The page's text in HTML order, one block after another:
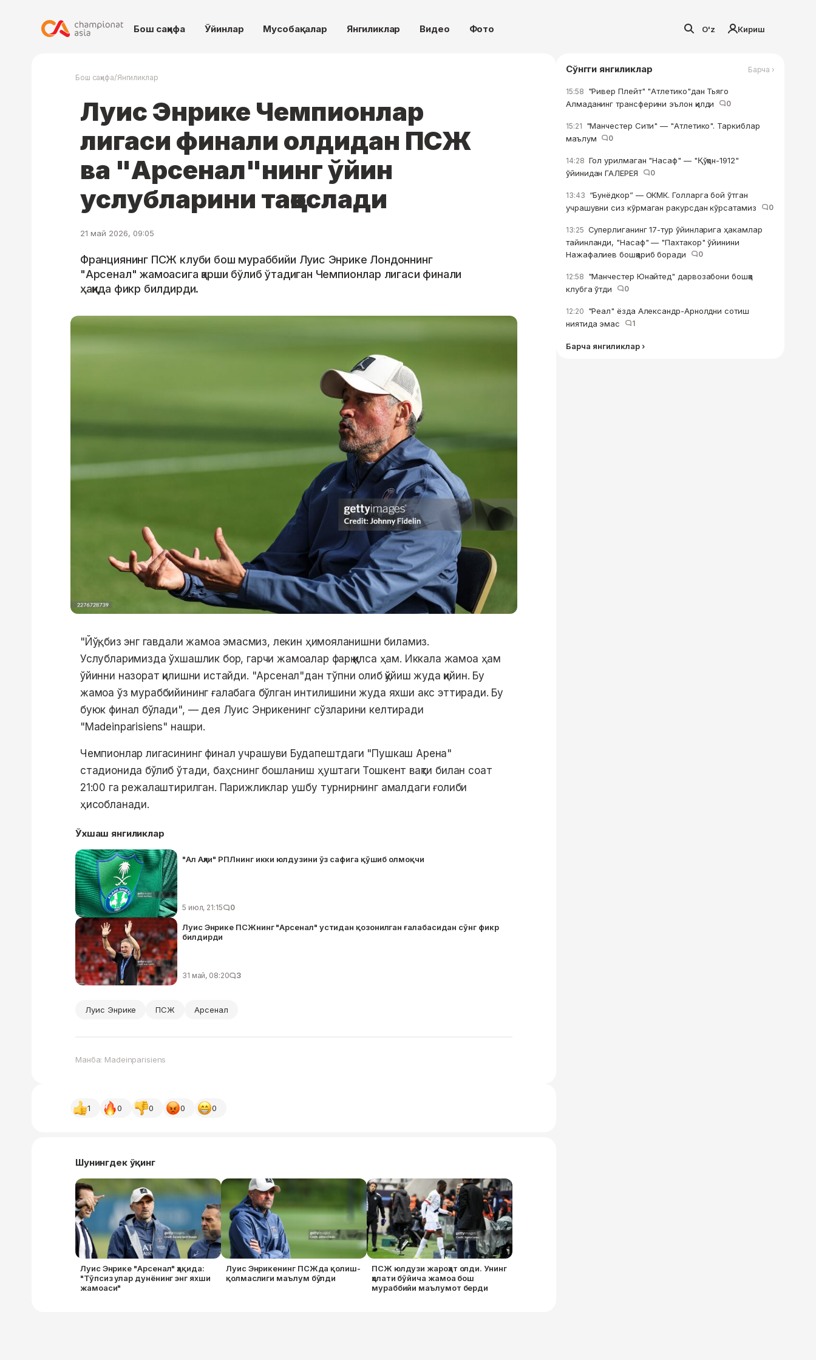
Бош саҳифа Ўйинлар Мусобақалар Янгиликлар Видео Фото O'z Кириш
Бош саҳифа/Янгиликлар
Луис Энрике Чемпионлар
лигаси финали олдидан ПСЖ
ва "Арсенал"нинг ўйин
услубларини таққослади
21 май 2026, 09:05
Франциянинг ПСЖ клуби бош мураббийи Луис Энрике Лондоннинг
"Арсенал" жамоасига қарши бўлиб ўтадиган Чемпионлар лигаси финали
ҳақида фикр билдирди.
"Йўқ, биз энг гавдали жамоа эмасмиз, лекин ҳимояланишни биламиз.
Услубларимизда ўхшашлик бор, гарчи жамоалар фарқ қилса ҳам. Иккала жамоа ҳам
ўйинни назорат қилишни истайди. "Арсенал"дан тўпни олиб қўйиш жуда қийин. Бу
жамоа ўз мураббийининг ғалабага бўлган интилишини жуда яхши акс эттиради. Бу
буюк финал бўлади", — дея Луис Энрикенинг сўзларини келтиради
"Madeinparisiens" нашри.
Чемпионлар лигасининг финал учрашуви Будапештдаги "Пушкаш Арена"
стадионида бўлиб ўтади, баҳснинг бошланиш ҳуштаги Тошкент вақти билан соат
21:00 га режалаштирилган. Парижликлар ушбу турнирнинг амалдаги ғолиби
ҳисобланади.
Ўхшаш янгиликлар
"Ал Аҳли" РПЛнинг икки юлдузини ўз сафига қўшиб олмоқчи
5 июл, 21:15 0
Луис Энрике ПСЖнинг "Арсенал" устидан қозонилган ғалабасидан сўнг фикр
билдирди
31 май, 08:20 3
Луис Энрике ПСЖ Арсенал
Манба: Madeinparisiens
1 0 0 0 0
Шунингдек ўқинг
Луис Энрике "Арсенал" ҳақида:
"Тўпсиз улар дунёнинг энг яхши
жамоаси"
Луис Энрикенинг ПСЖда қолиш-
қолмаслиги маълум бўлди
ПСЖ юлдузи жароҳат олди. Унинг
ҳолати бўйича жамоа бош
мураббийи маълумот берди
Сўнгги янгиликлар Барча ›
15:58 "Ривер Плейт" "Атлетико"дан Тьяго
Алмаданинг трансферини эълон қилди
0
15:21 "Манчестер Сити" — "Атлетико". Таркиблар
маълум
0
14:28 Гол урилмаган "Насаф" — "Қўқон-1912"
ўйинидан ГАЛЕРЕЯ
0
13:43 “Бунёдкор” — ОКМК. Голларга бой ўтган
учрашувни сиз кўрмаган ракурсдан кўрсатамиз
0
13:25 Суперлиганинг 17-тур ўйинларига ҳакамлар
тайинланди, "Насаф" — "Пахтакор" ўйинини
Нажафалиев бошқариб боради
0
12:58 "Манчестер Юнайтед" дарвозабони бошқа
клубга ўтди
0
12:20 "Реал" ёзда Александр-Арнолдни сотиш
ниятида эмас
1
Барча янгиликлар ›